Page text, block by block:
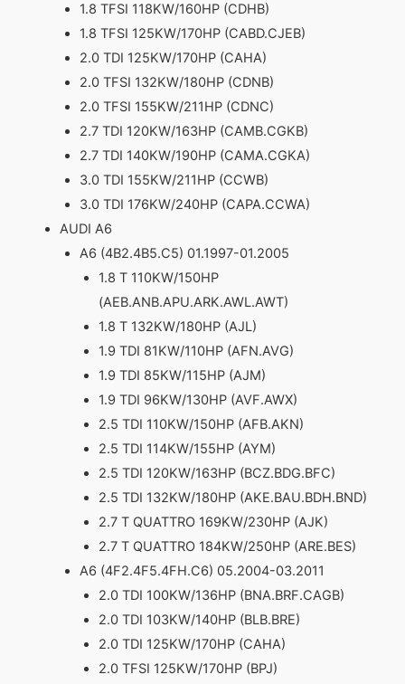
1.8 TFSI 118KW/160HP (CDHB)
1.8 TFSI 125KW/170HP (CABD.CJEB)
2.0 TDI 125KW/170HP (CAHA)
2.0 TFSI 132KW/180HP (CDNB)
2.0 TFSI 155KW/211HP (CDNC)
2.7 TDI 120KW/163HP (CAMB.CGKB)
2.7 TDI 140KW/190HP (CAMA.CGKA)
3.0 TDI 155KW/211HP (CCWB)
3.0 TDI 176KW/240HP (CAPA.CCWA)
AUDI A6
A6 (4B2.4B5.C5) 01.1997-01.2005
1.8 T 110KW/150HP
(AEB.ANB.APU.ARK.AWL.AWT)
1.8 T 132KW/180HP (AJL)
1.9 TDI 81KW/110HP (AFN.AVG)
1.9 TDI 85KW/115HP (AJM)
1.9 TDI 96KW/130HP (AVF.AWX)
2.5 TDI 110KW/150HP (AFB.AKN)
2.5 TDI 114KW/155HP (AYM)
2.5 TDI 120KW/163HP (BCZ.BDG.BFC)
2.5 TDI 132KW/180HP (AKE.BAU.BDH.BND)
2.7 T QUATTRO 169KW/230HP (AJK)
2.7 T QUATTRO 184KW/250HP (ARE.BES)
A6 (4F2.4F5.4FH.C6) 05.2004-03.2011
2.0 TDI 100KW/136HP (BNA.BRF.CAGB)
2.0 TDI 103KW/140HP (BLB.BRE)
2.0 TDI 125KW/170HP (CAHA)
2.0 TFSI 125KW/170HP (BPJ)